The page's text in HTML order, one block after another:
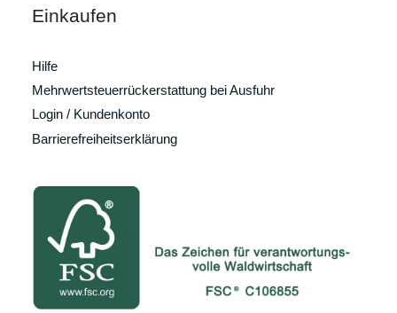
Einkaufen
Hilfe
Mehrwertsteuerrückerstattung bei Ausfuhr
Login / Kundenkonto
Barrierefreiheitserklärung